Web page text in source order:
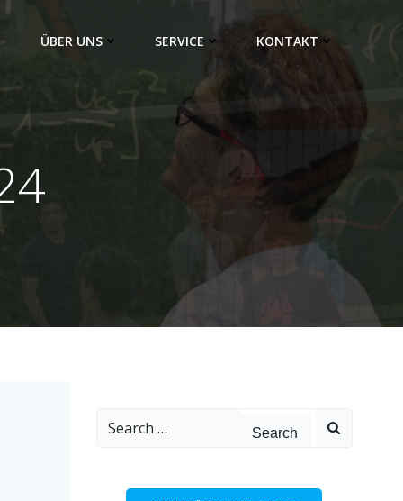
ÜBER UNS SERVICE KONTAKT
Search